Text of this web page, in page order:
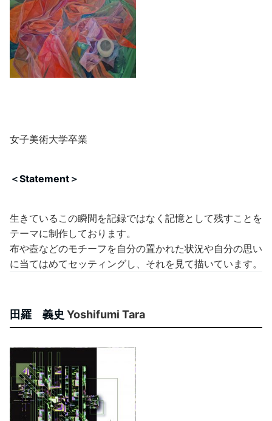
女子美術大学卒業
＜Statement＞
生きているこの瞬間を記録ではなく記憶として残すことを
テーマに制作しております。
布や壺などのモチーフを自分の置かれた状況や自分の思い
に当てはめてセッティングし、それを見て描いています。
田羅 義史 Yoshifumi Tara